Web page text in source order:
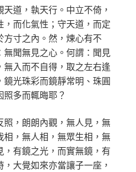
道，執天行。中立不倚，
而化氣性；守天道，而定
方寸之內。然，煉心有不
聞無見之心。何謂：聞見
入而不自得，取之左右逢
光珠彩而鏡靜常明、珠圓
多而輒晦耶？
，朗朗內觀，無人見，無
，無人相，無眾生相，無
有鏡之光，而實無鏡，有
大覺如來亦當讓子一座，